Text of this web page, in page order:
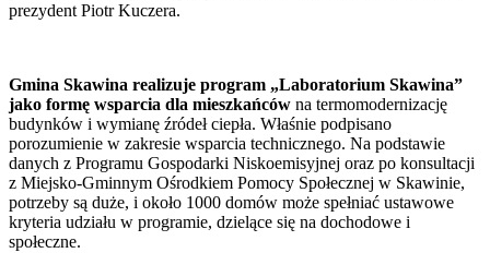
prezydent Piotr Kuczera.
Gmina Skawina realizuje program „Laboratorium Skawina”
jako formę wsparcia dla mieszkańców na termomodernizację
budynków i wymianę źródeł ciepła. Właśnie podpisano
porozumienie w zakresie wsparcia technicznego. Na podstawie
danych z Programu Gospodarki Niskoemisyjnej oraz po konsultacji
z Miejsko-Gminnym Ośrodkiem Pomocy Społecznej w Skawinie,
potrzeby są duże, i około 1000 domów może spełniać ustawowe
kryteria udziału w programie, dzielące się na dochodowe i
społeczne.